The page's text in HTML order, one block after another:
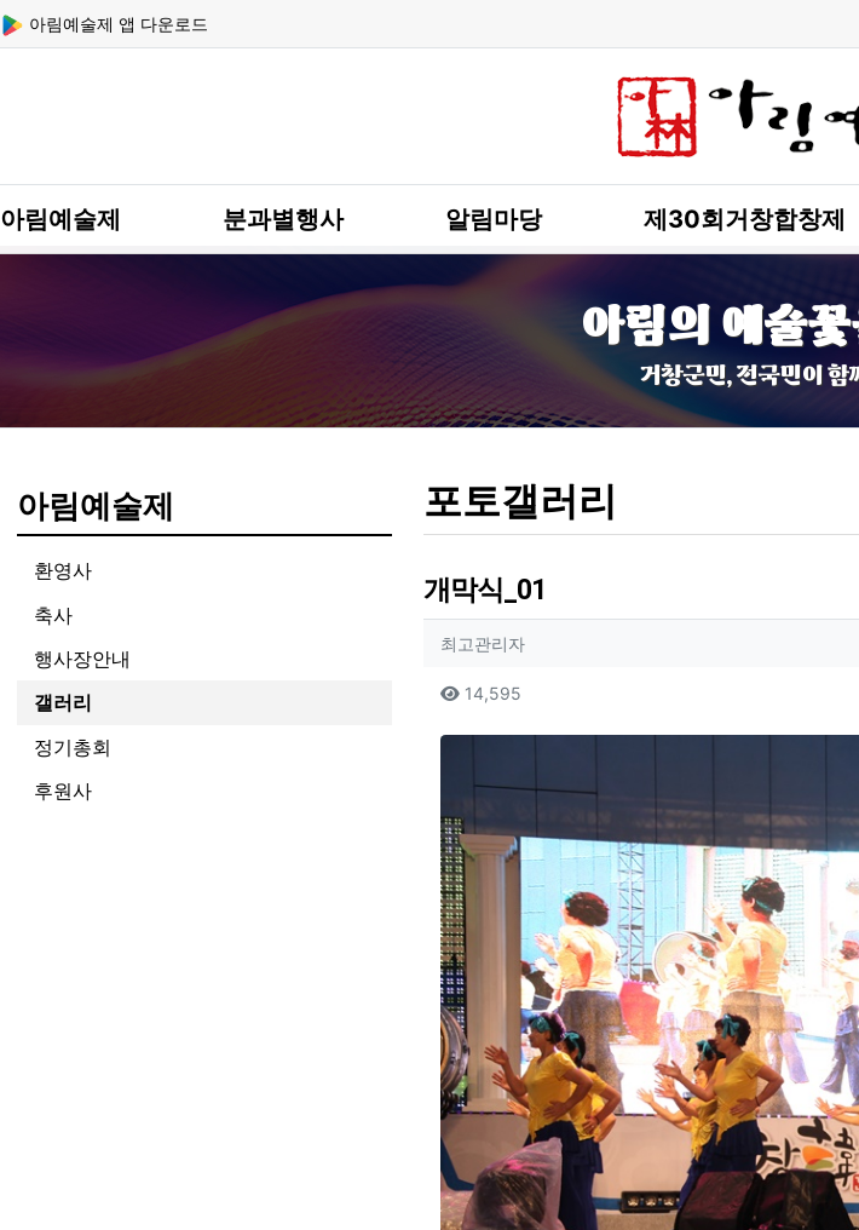
상단 네비
아림예술제 앱 다운로드
메인 메뉴
아림예술제 분과별행사 알림마당 제30회거창합창제
아림의 예술
거창군민, 전국민이 함
포토갤러리
개막식_01
작성자 정보
최고관리자작성
컨텐츠 정보
14,595조회
본문
아림예술제
환영사
축사
행사장안내
갤러리
정기총회
후원사